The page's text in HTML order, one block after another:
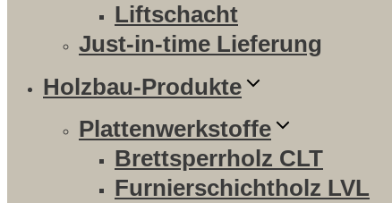
Liftschacht
Just-in-time Lieferung
Holzbau-Produkte
Plattenwerkstoffe
Brettsperrholz CLT
Furnierschichtholz LVL